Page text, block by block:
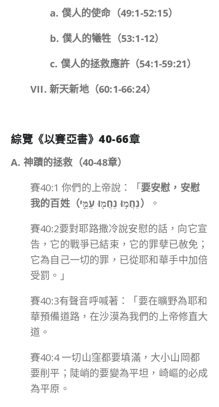
a. 僕人的使命（49:1-52:15）
b. 僕人的犧牲（53:1-12）
c. 僕人的拯救應許（54:1-59:21）
VII. 新天新地（60:1-66:24）
綜覽《以賽亞書》 40-66章
A. 神蹟的拯救（40-48章）
賽40:1 你們的上帝說：「要安慰，安慰
我的百姓（נַחֲמ֥וּ נַחֲמ֖וּ עַמִּ֑י）
。
賽40:2要對耶路撒冷說安慰的話，向它宣
告，它的戰爭已結束，它的罪孽已赦免；
它為自己一切的罪，已從耶和華手中加倍
受罰。」
賽40:3有聲音呼喊著：「要在曠野為耶和
華預備道路，在沙漠為我們的上帝修直大
道。
賽40:4 一切山窪都要填滿，大小山岡都
要削平；陡峭的要變為平坦，崎嶇的必成
為平原。